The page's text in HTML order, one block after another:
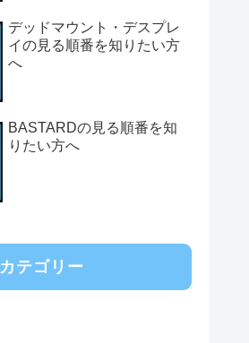
デッドマウント・デスプレ
イの見る順番を知りたい方
へ
BASTARDの見る順番を知
りたい方へ
カテゴリー